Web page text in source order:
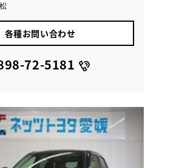
各種お問い合わせ
72-5181